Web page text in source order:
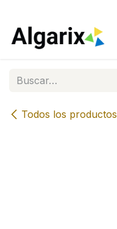
Todos los productos